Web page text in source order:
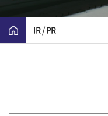
IR / PR